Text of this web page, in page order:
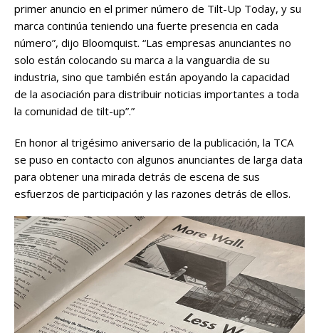
primer anuncio en el primer número de Tilt-Up Today, y su
marca continúa teniendo una fuerte presencia en cada
número”, dijo Bloomquist. “Las empresas anunciantes no
solo están colocando su marca a la vanguardia de su
industria, sino que también están apoyando la capacidad
de la asociación para distribuir noticias importantes a toda
la comunidad de tilt-up”.”
En honor al trigésimo aniversario de la publicación, la TCA
se puso en contacto con algunos anunciantes de larga data
para obtener una mirada detrás de escena de sus
esfuerzos de participación y las razones detrás de ellos.